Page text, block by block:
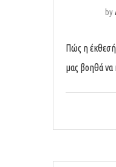
by
Πώς η
μας βοηθά να